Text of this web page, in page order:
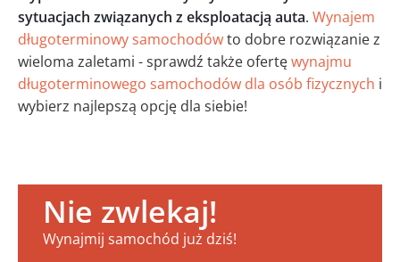
sytuacjach związanych z eksploatacją auta. Wynajem
długoterminowy samochodówto dobre rozwiązanie z
wieloma zaletami - sprawdź także ofertęwynajmu
długoterminowego samochodów dla osób fizycznych i
wybierz najlepszą opcję dla siebie!
Nie zwlekaj!
Wynajmij samochód już dziś!